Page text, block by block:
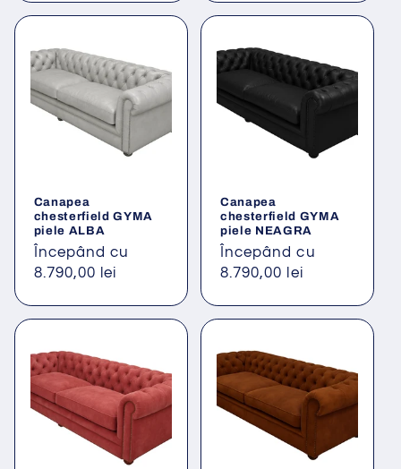
Canapea
chesterfield GYMA
piele ALBA
Preț
obișnuit
Începând cu
8.790,00 lei
Canapea
chesterfield GYMA
piele NEAGRA
Preț
obișnuit
Începând cu
8.790,00 lei